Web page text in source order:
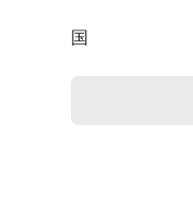
国